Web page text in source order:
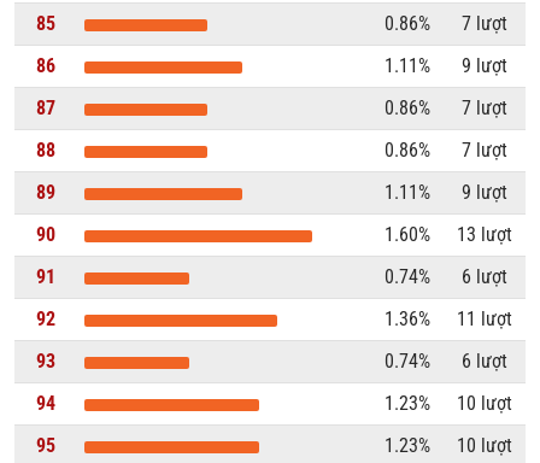
85
0.86%
7 lượt
86
1.11%
9 lượt
87
0.86%
7 lượt
88
0.86%
7 lượt
89
1.11%
9 lượt
90
1.60%
13 lượt
91
0.74%
6 lượt
92
1.36%
11 lượt
93
0.74%
6 lượt
94
1.23%
10 lượt
95
1.23%
10 lượt